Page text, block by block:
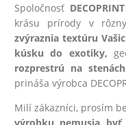
Spoločnosť
krásu prírody v
zvýraznia textúru
kúsku do exotiky,
rozprestrú na
prináša výrobca
Milí zákazníci, prosím